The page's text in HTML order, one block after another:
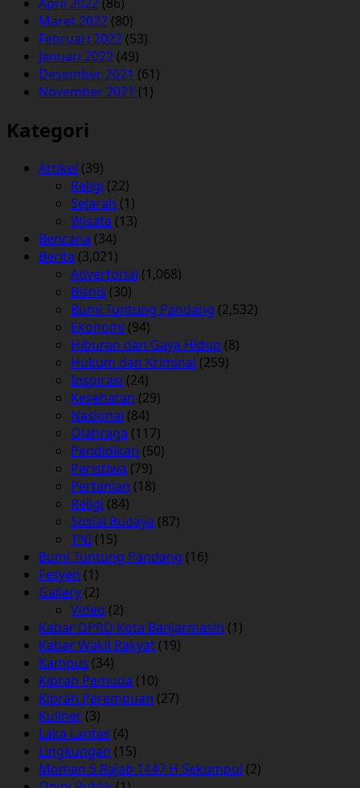
Maret 2022 (80)
Februari 2022 (53)
Januari 2022 (49)
Desember 2021 (61)
November 2021 (1)
Kategori
Artikel (39)
Religi (22)
Sejarah (1)
Wisata (13)
Bencana (34)
Berita (3,021)
Advertorial (1,068)
Bisnis (30)
Bumi Tuntung Pandang (2,532)
Ekonomi (94)
Hiburan dan Gaya Hidup (8)
Hukum dan Kriminal (259)
Inspirasi (24)
Kesehatan (29)
Nasional (84)
Olahraga (117)
Pendidikan (50)
Peristiwa (79)
Pertanian (18)
Religi (84)
Sosial Budaya (87)
TNI (15)
Bumi Tuntung Pandang (16)
Fesyen (1)
Gallery (2)
Video (2)
Kabar DPRD Kota Banjarmasin (1)
Kabar Wakil Rakyat (19)
Kampus (34)
Kiprah Pemuda (10)
Kiprah Perempuan (27)
Kuliner (3)
Laka Lantas (4)
Lingkungan (15)
Momen 5 Rajab 1447 H Sekumpul (2)